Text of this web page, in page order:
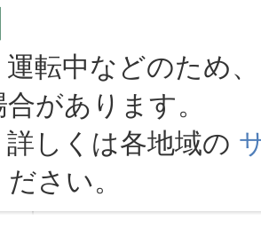
転中などのため
合があります。
しくは各地域の
ださい。